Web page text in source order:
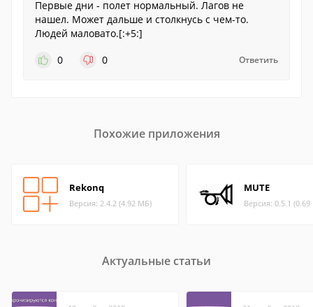
Первые дни - полет нормальный. Лагов не
нашел. Может дальше и столкнусь с чем-то.
Людей маловато.[:+5:]
0
0 Ответить
Похожие приложения
Rekonq
Версия: 2.4.2 (4.92 МБ)
MUTE
Версия: 0.5.1
Актуальные статьи